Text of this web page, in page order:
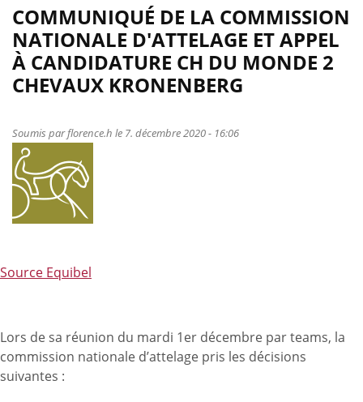
de
Le
calendrier
national
pour
prochaine
COMMUNIQUÉ DE LA COMMISSION
NATIONALE D'ATTELAGE ET APPEL
À CANDIDATURE CH DU MONDE 2
CHEVAUX KRONENBERG
Soumis parflorence.h le 7. décembre 2020 - 16:06
Source Equibel
Lors de sa réunion du mardi 1er décembre par teams, la
commission nationale d’attelage pris les décisions
suivantes :